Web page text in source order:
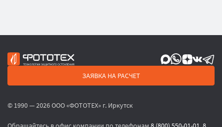
ЗАЯВКА НА РАСЧЕТ
© 1990 — 2026 ООО «ФОТОТЕХ» г. Иркутск